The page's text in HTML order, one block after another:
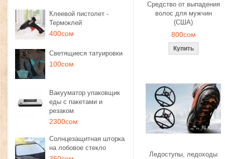
Клеевой пистолет -
Термоклей
400сом
Светящиеся татуировки
100сом
Вакууматор упаковщик
еды с пакетами и
резаком
2300сом
Солнцезащитная шторка
на лобовое стекло
Средство от выпадения
волос для мужчин
(США)
800сом
Ледоступы, ледоходы